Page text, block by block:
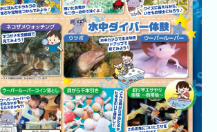
けはコチラ
あそべ～る